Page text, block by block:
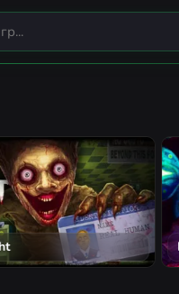
2.0